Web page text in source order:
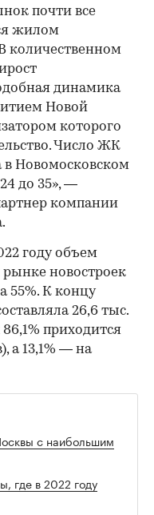
почти все
жилом
количественном
динамика
Новой
которого
Число ЖК
в Новомосковском
до 35», —
компании
году объем
новостроек
55%. К концу
26,6 тыс.
приходится
а 13,1% — на
с наибольшим
где в 2022 году